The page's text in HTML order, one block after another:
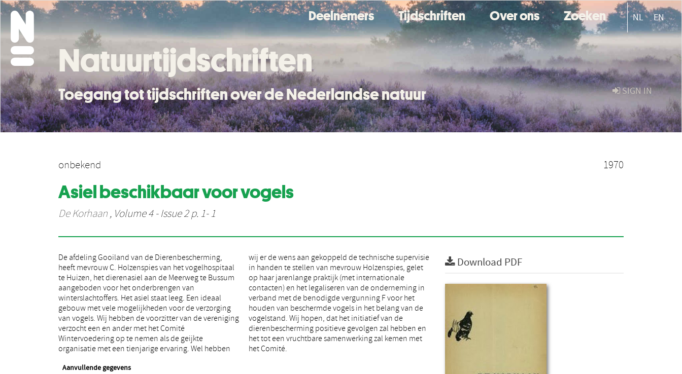
Deelnemers Tijdschriften Over ons Zoeken NL EN
SIGN IN
Natuurtijdschriften
Toegang tot tijdschriften over de Nederlandse natuur
onbekend 1970
Asiel beschikbaar voor vogels
De Korhaan, Volume 4 - Issue 2 p. 1- 1
De afdeling Gooiland van de Dierenbescherming,
heeft mevrouw C. Holzenspies van het vogelhospitaal
te Huizen, het dierenasiel aan de Meerweg te Bussum
aangeboden voor het onderbrengen van
winterslachtoffers. Het asiel staat leeg. Een ideaal
gebouw met vele mogelijkheden voor de verzorging
van vogels. Wij hebben de voorzitter van de vereniging
verzocht een en ander met het Comité
Wintervoedering op te nemen als de geijkte
organisatie met een tienjarige ervaring. Wel hebben
wij er de wens aan gekoppeld de technische supervisie
in handen te stellen van mevrouw Holzenspies, gelet
op haar jarenlange praktijk (met internationale
contacten) en het legaliseren van de onderneming in
verband met de benodigde vergunning F voor het
houden van beschermde vogels in het belang van de
vogelstand. Wij hopen, dat het initiatief van de
dierenbescherming positieve gevolgen zal hebben en
het tot een vruchtbare samenwerking zal kemen met
het Comité.
Aanvullende gegevens
Download PDF